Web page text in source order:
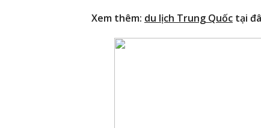
Xem thêm: du lịch Trung Quốc tại